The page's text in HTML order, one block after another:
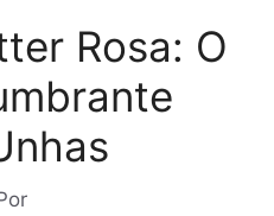
Rosa: O